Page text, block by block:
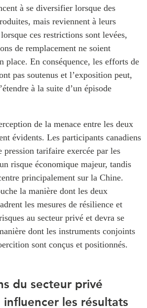
à se diversifier lorsque des
mais reviennent à leurs
ces restrictions sont levées,
de remplacement ne soient
place. En conséquence, les efforts de
pas soutenus et l’exposition peut,
à la suite d’un épisode
de la menace entre les deux
évidents. Les participants canadiens
pression tarifaire exercée par les
risque économique majeur, tandis
principalement sur la Chine.
la manière dont les deux
les mesures de résilience et
au secteur privé et devra se
dont les instruments conjoints
sont conçus et positionnés.
du secteur privé
les résultats